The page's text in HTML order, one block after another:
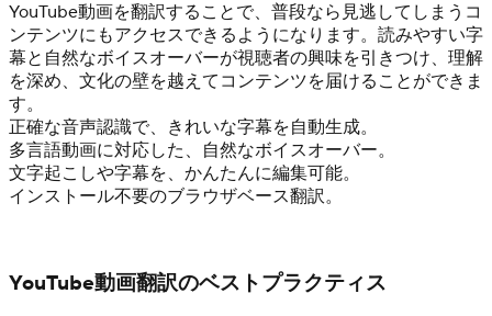
YouTube動画を翻訳することで、普段なら見逃してしまうコ
ンテンツにもアクセスできるようになります。読みやすい字
幕と自然なボイスオーバーが視聴者の興味を引きつけ、理解
を深め、文化の壁を越えてコンテンツを届けることができま
す。
正確な音声認識で、きれいな字幕を自動生成。
多言語動画に対応した、自然なボイスオーバー。
文字起こしや字幕を、かんたんに編集可能。
インストール不要のブラウザベース翻訳。
YouTube動画翻訳のベストプラクティス